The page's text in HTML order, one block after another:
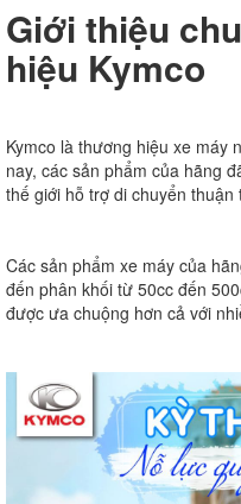
Giới thiệu
hiệu Kymco
Kymco là thương hiệu xe máy
nay, các sản phẩm của hãng
thế giới hỗ trợ di chuyển thuận
Các sản phẩm xe máy của
đến phân khối từ 50cc đến
được ưa chuộng hơn cả với